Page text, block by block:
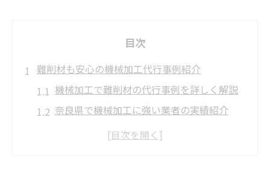
目次
難削材も安心の機械加工代行事例紹介
機械加工で難削材の代行事例を詳しく解説
奈良県で機械加工に強い業者の実績紹介
他社断り案件も機械加工代行で解決可能